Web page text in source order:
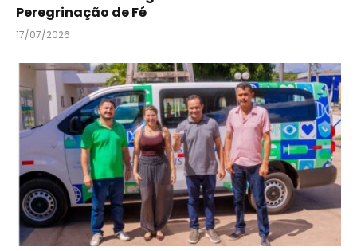
Peregrinação de Fé
17/07/2026